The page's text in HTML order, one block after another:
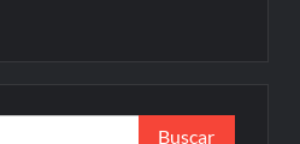
Buscar: